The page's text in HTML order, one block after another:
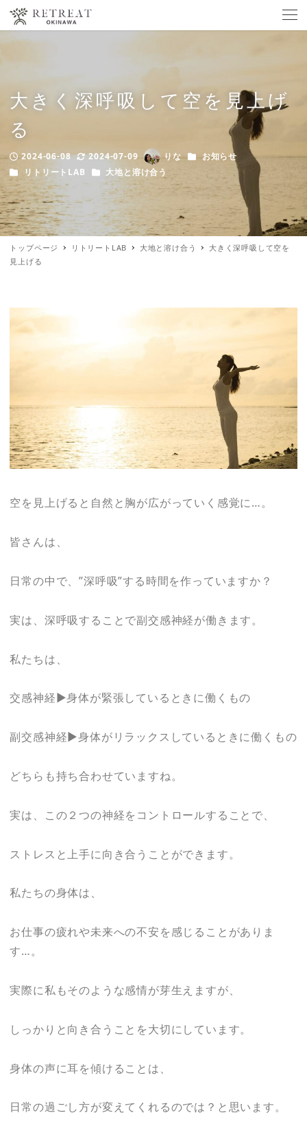
大きく深呼吸して空を見上げ
る
Published
2024-06-08
Modified
2024-07-09
Author
りな カテゴリー
お知らせ
カテゴリー
リトリートLAB カテゴリー
大地と溶け合う
トップページ リトリートLAB 大地と溶け合う
大きく深呼吸して空を
見上げる
空を見上げると自然と胸が広がっていく感覚に…。
皆さんは、
日常の中で、”深呼吸”する時間を作っていますか？
実は、深呼吸することで副交感神経が働きます。
私たちは、
交感神経▶︎身体が緊張しているときに働くもの
副交感神経▶︎身体がリラックスしているときに働くもの
どちらも持ち合わせていますね。
実は、この２つの神経をコントロールすることで、
ストレスと上手に向き合うことができます。
私たちの身体は、
お仕事の疲れや未来への不安を感じることがありま
す…。
実際に私もそのような感情が芽生えますが、
しっかりと向き合うことを大切にしています。
身体の声に耳を傾けることは、
日常の過ごし方が変えてくれるのでは？と思います。